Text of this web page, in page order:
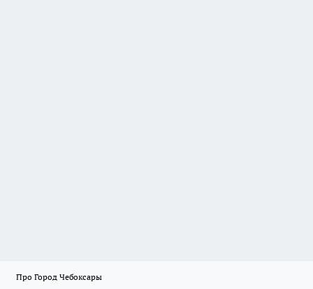
Про Город Чебоксары